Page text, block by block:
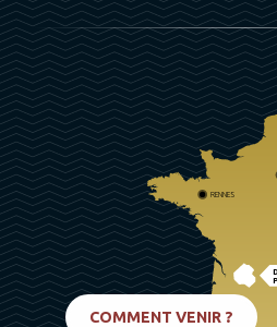
RENNES
COMMENT VENIR ?